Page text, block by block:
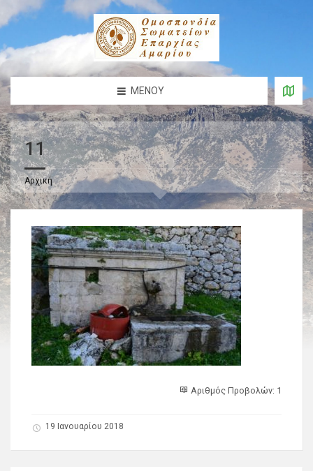
ΜΕΝΟΎ
11
Αρχική
Αριθμός Προβολών: 1
19 Ιανουαρίου 2018